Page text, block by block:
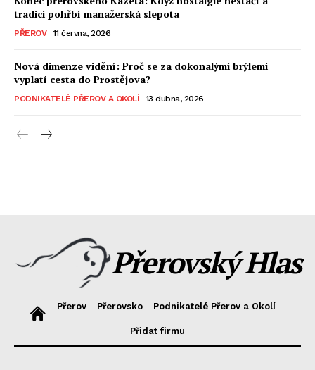
tradici pohřbí manažerská slepota
PŘEROV 11 června, 2026
Nová dimenze vidění: Proč se za dokonalými brýlemi
vyplatí cesta do Prostějova?
PODNIKATELÉ PŘEROV A OKOLÍ 13 dubna, 2026
Přerovský Hlas
Přerov Přerovsko Podnikatelé Přerov a Okolí
Přidat firmu